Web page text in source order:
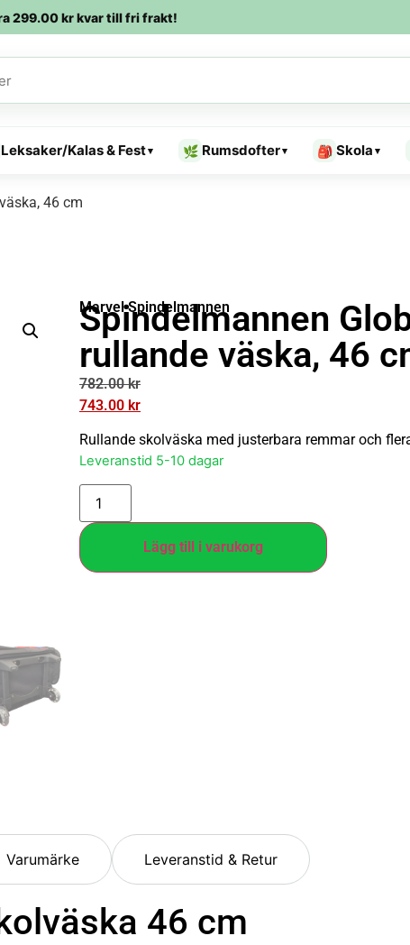
299.00krkvar till fri frakt!
Leksaker/Kalas & Fest▾ 🌿 Rumsdofter▾ 🎒 Skola ▾
46 cm
Marvel Spindelmannen
Spindelmannen
rullande väska, 46
782.00kr
743.00 kr
Rullande skolväska med justerbara remmar och
Leveranstid 5-10 dagar
Lägg till i varukorg
Varumärke Leveranstid & Retur
46 cm